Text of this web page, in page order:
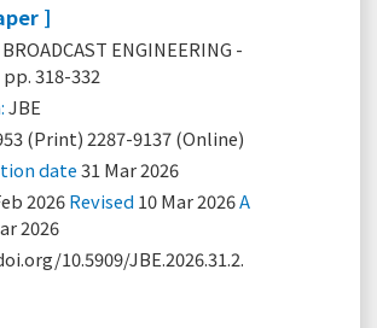
]
ENGINEERING -
318-332
JBE
(Print) 2287-9137 (Online)
date31 Mar 2026
2026Revised 10 Mar 2026A
2026
10.5909/JBE.2026.31.2.